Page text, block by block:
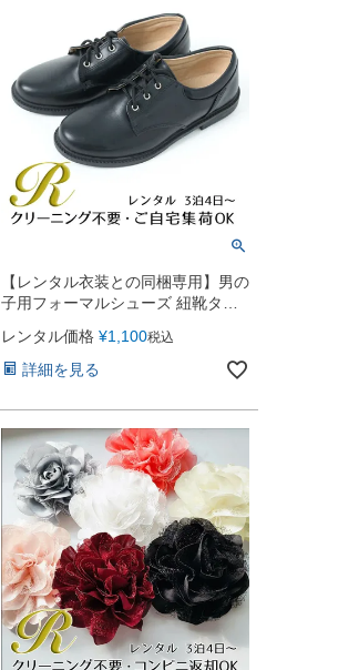
【レンタル衣装との同梱専用】男の
子用フォーマルシューズ 紐靴タイ
プ（YP215） ブラック
レンタル価格 ¥1,100税込
詳細を見る